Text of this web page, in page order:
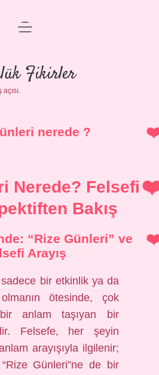
Anasayfa
Politikası
Yasal Uyarı
menüyü
Fikirler
nerede ?
Nerede? Felsefi
Bakış
“Rize Günleri” ve
Arayış
bir etkinlik ya da
ötesinde, çok
anlam taşıyan bir
Felsefe, her şeyin
arayışıyla ilgilenir;
Günleri”ne de bir